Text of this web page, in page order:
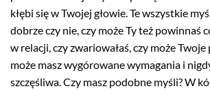
kłębi się w Twojej głowie. Te wszystkie
dobrze czy nie, czy może Ty też powinnaś
w relacji, czy zwariowałaś, czy może
może masz wygórowane wymagania i
szczęśliwa. Czy masz podobne myśli? W